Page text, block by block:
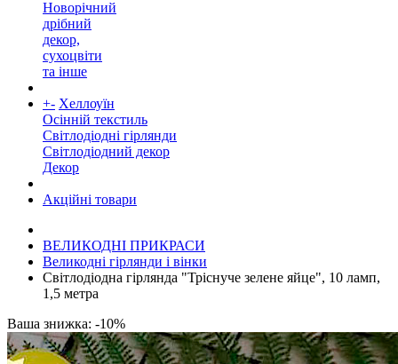
Новорічний
дрібний
декор,
сухоцвіти
та інше
+- Хеллоуїн
Осінній текстиль
Світлодіодні гірлянди
Світлодіодний декор
Декор
Акційні товари
ВЕЛИКОДНІ ПРИКРАСИ
Великодні гірлянди і вінки
Світлодіодна гірлянда "Тріснуче зелене яйце", 10 ламп,
1,5 метра
Ваша знижка: -10%